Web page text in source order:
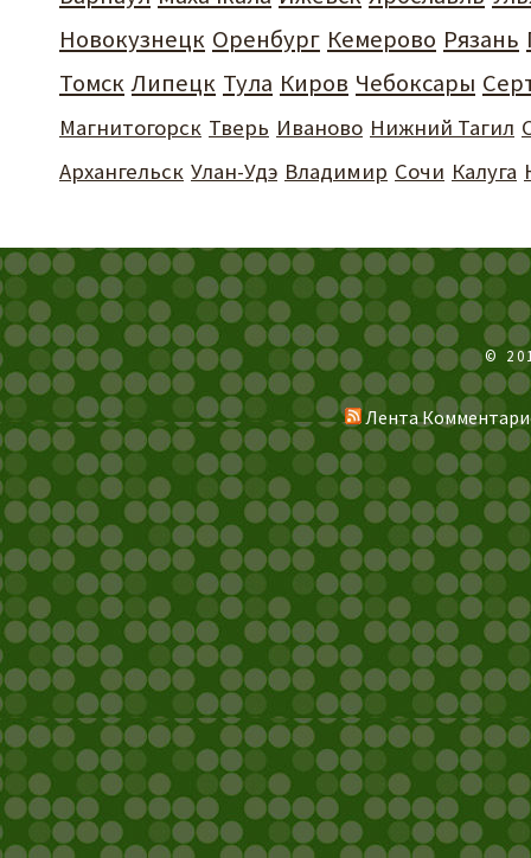
Новокузнецк Оренбург Кемерово Рязань
Томск Липецк Тула Киров Чебоксары
Магнитогорск Тверь Иваново Нижний Тагил
Архангельск Улан-Удэ Владимир Сочи Калуга
©
Лента